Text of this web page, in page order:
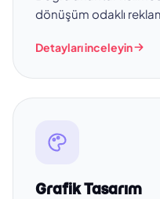
dönüşüm odaklı
Detayları inceleyin
Grafik Tasarım